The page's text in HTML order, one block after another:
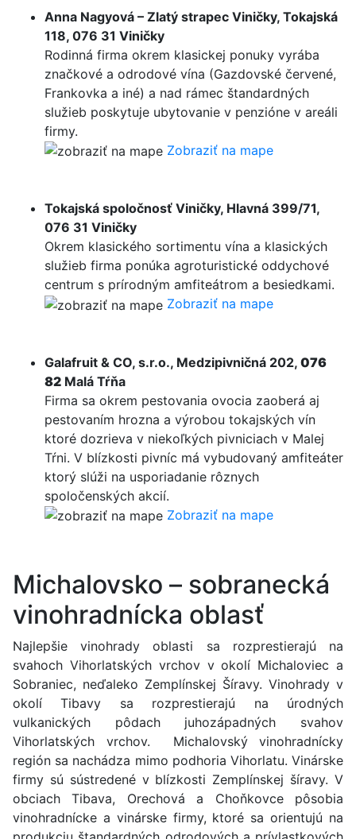
Anna Nagyová – Zlatý strapec Viničky, Tokajská
118, 076 31 Viničky
Rodinná firma okrem klasickej ponuky vyrába
značkové a odrodové vína (Gazdovské červené,
Frankovka a iné) a nad rámec štandardných
služieb poskytuje ubytovanie v penzióne v areáli
firmy.
Zobraziť na mape
Tokajská spoločnosť Viničky, Hlavná 399/71,
076 31 Viničky
Okrem klasického sortimentu vína a klasických
služieb firma ponúka agroturistické oddychové
centrum s prírodným amfiteátrom a besiedkami.
Zobraziť na mape
Galafruit & CO, s.r.o., Medzipivničná 202, 076
82 Malá Tŕňa
Firma sa okrem pestovania ovocia zaoberá aj
pestovaním hrozna a výrobou tokajských vín
ktoré dozrieva v niekoľkých pivniciach v Malej
Tŕni. V blízkosti pivníc má vybudovaný amfiteáter
ktorý slúži na usporiadanie rôznych
spoločenských akcií.
Zobraziť na mape
Michalovsko – sobranecká
vinohradnícka oblasť
Najlepšie vinohrady oblasti sa rozprestierajú na
svahoch Vihorlatských vrchov v okolí Michaloviec a
Sobraniec, neďaleko Zemplínskej Šíravy. Vinohrady v
okolí Tibavy sa rozprestierajú na úrodných
vulkanických pôdach juhozápadných svahov
Vihorlatských vrchov. Michalovský vinohradnícky
región sa nachádza mimo podhoria Vihorlatu. Vinárske
firmy sú sústredené v blízkosti Zemplínskej šíravy. V
obciach Tibava, Orechová a Choňkovce pôsobia
vinohradnícke a vinárske firmy, ktoré sa orientujú na